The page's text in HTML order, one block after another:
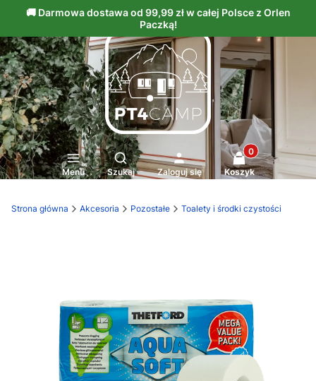
Menu
Otwórz wyszukiwarkę
Szukaj Zaloguj się
Produkty w
Koszyk
Strona główna Akcesoria Pozostałe Toalety i środki czystości